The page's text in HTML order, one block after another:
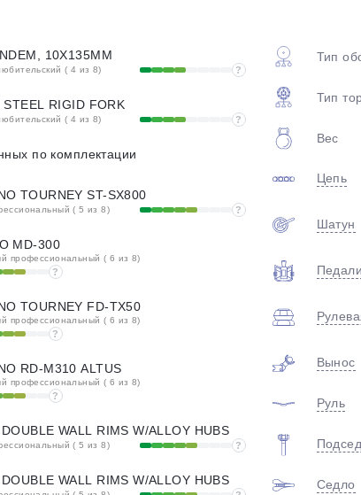
10X135MM
( 4 из 8) ?
STEEL RIGID FORK
( 4 из 8) ?
по комплектации
TOURNEY ST-SX800
( 5 из 8) ?
MD-300
профессиональный ( 6 из 8)
?
TOURNEY FD-TX50
профессиональный ( 6 из 8)
?
RD-M310 ALTUS
профессиональный ( 6 из 8)
?
WALL RIMS W/ALLOY HUBS
( 5 из 8) ?
WALL RIMS W/ALLOY HUBS
Тип
Тип
Вес
Цепь
Шатун
Педали
Вынос
Руль
Седло
plait.ru